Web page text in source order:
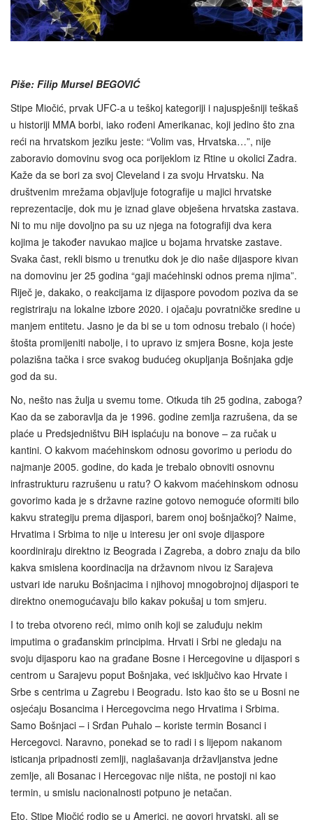
Piše: Filip Mursel BEGOVIĆ
Stipe Miočić, prvak UFC-a u teškoj kategoriji i najuspješniji teškaš
u historiji MMA borbi, iako rođeni Amerikanac, koji jedino što zna
reći na hrvatskom jeziku jeste: “Volim vas, Hrvatska…”, nije
zaboravio domovinu svog oca porijeklom iz Rtine u okolici Zadra.
Kaže da se bori za svoj Cleveland i za svoju Hrvatsku. Na
društvenim mrežama objavljuje fotografije u majici hrvatske
reprezentacije, dok mu je iznad glave obješena hrvatska zastava.
Ni to mu nije dovoljno pa su uz njega na fotografiji dva kera
kojima je također navukao majice u bojama hrvatske zastave.
Svaka čast, rekli bismo u trenutku dok je dio naše dijaspore kivan
na domovinu jer 25 godina “gaji maćehinski odnos prema njima”.
Riječ je, dakako, o reakcijama iz dijaspore povodom poziva da se
registriraju na lokalne izbore 2020. i ojačaju povratničke sredine u
manjem entitetu. Jasno je da bi se u tom odnosu trebalo (i hoće)
štošta promijeniti nabolje, i to upravo iz smjera Bosne, koja jeste
polazišna tačka i srce svakog budućeg okupljanja Bošnjaka gdje
god da su.
No, nešto nas žulja u svemu tome. Otkuda tih 25 godina, zaboga?
Kao da se zaboravlja da je 1996. godine zemlja razrušena, da se
plaće u Predsjedništvu BiH isplaćuju na bonove – za ručak u
kantini. O kakvom maćehinskom odnosu govorimo u periodu do
najmanje 2005. godine, do kada je trebalo obnoviti osnovnu
infrastrukturu razrušenu u ratu? O kakvom maćehinskom odnosu
govorimo kada je s državne razine gotovo nemoguće oformiti bilo
kakvu strategiju prema dijaspori, barem onoj bošnjačkoj? Naime,
Hrvatima i Srbima to nije u interesu jer oni svoje dijaspore
koordiniraju direktno iz Beograda i Zagreba, a dobro znaju da bilo
kakva smislena koordinacija na državnom nivou iz Sarajeva
ustvari ide naruku Bošnjacima i njihovoj mnogobrojnoj dijaspori te
direktno onemogućavaju bilo kakav pokušaj u tom smjeru.
I to treba otvoreno reći, mimo onih koji se zaluđuju nekim
imputima o građanskim principima. Hrvati i Srbi ne gledaju na
svoju dijasporu kao na građane Bosne i Hercegovine u dijaspori s
centrom u Sarajevu poput Bošnjaka, već isključivo kao Hrvate i
Srbe s centrima u Zagrebu i Beogradu. Isto kao što se u Bosni ne
osjećaju Bosancima i Hercegovcima nego Hrvatima i Srbima.
Samo Bošnjaci – i Srđan Puhalo – koriste termin Bosanci i
Hercegovci. Naravno, ponekad se to radi i s lijepom nakanom
isticanja pripadnosti zemlji, naglašavanja državljanstva jedne
zemlje, ali Bosanac i Hercegovac nije ništa, ne postoji ni kao
termin, u smislu nacionalnosti potpuno je netačan.
Eto, Stipe Miočić rodio se u Americi, ne govori hrvatski, ali se